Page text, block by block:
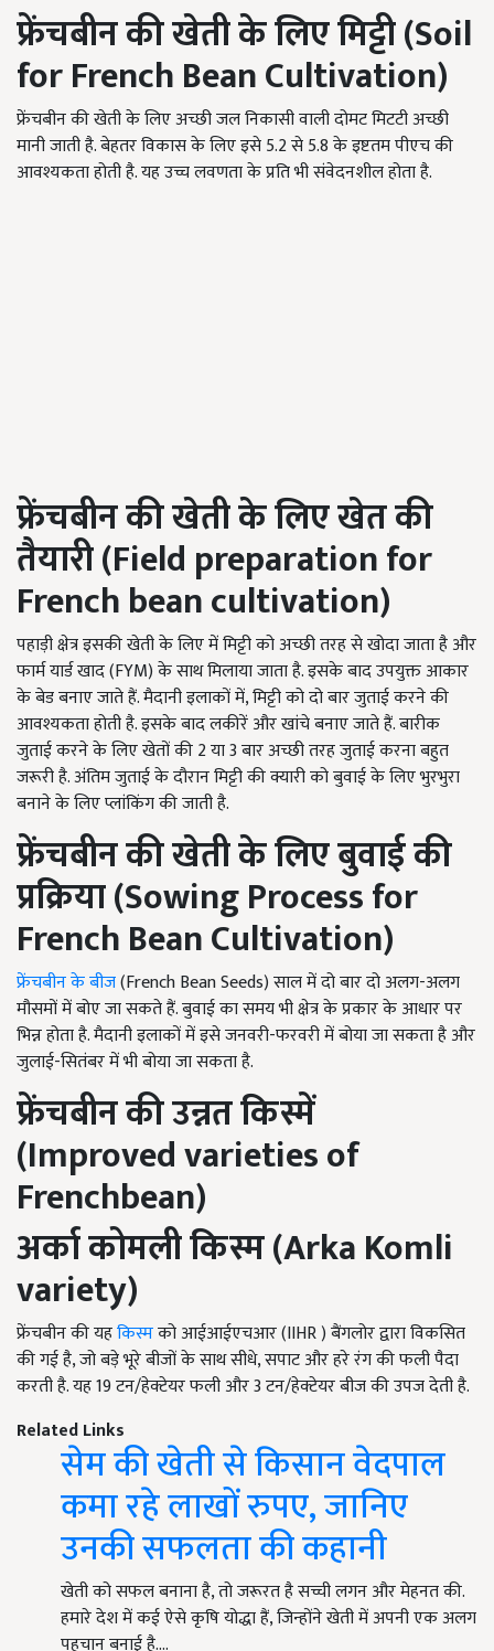
फ्रेंचबीन की खेती के लिए मिट्टी (Soil
for French Bean Cultivation)
फ्रेंचबीन की खेती के लिए अच्छी जल निकासी वाली दोमट मिटटी अच्छी
मानी जाती है. बेहतर विकास के लिए इसे 5.2 से 5.8 के इष्टतम पीएच की
आवश्यकता होती है. यह उच्च लवणता के प्रति भी संवेदनशील होता है.
फ्रेंचबीन की खेती के लिए खेत की
तैयारी (Field preparation for
French bean cultivation)
पहाड़ी क्षेत्र इसकी खेती के लिए में मिट्टी को अच्छी तरह से खोदा जाता है और
फार्म यार्ड खाद (FYM) के साथ मिलाया जाता है. इसके बाद उपयुक्त आकार
के बेड बनाए जाते हैं. मैदानी इलाकों में, मिट्टी को दो बार जुताई करने की
आवश्यकता होती है. इसके बाद लकीरें और खांचे बनाए जाते हैं. बारीक
जुताई करने के लिए खेतों की 2 या 3 बार अच्छी तरह जुताई करना बहुत
जरूरी है. अंतिम जुताई के दौरान मिट्टी की क्यारी को बुवाई के लिए भुरभुरा
बनाने के लिए प्लांकिंग की जाती है.
फ्रेंचबीन की खेती के लिए बुवाई की
प्रक्रिया (Sowing Process for
French Bean Cultivation)
फ्रेंचबीन के बीज(French Bean Seeds) साल में दो बार दो अलग-अलग
मौसमों में बोए जा सकते हैं. बुवाई का समय भी क्षेत्र के प्रकार के आधार पर
भिन्न होता है. मैदानी इलाकों में इसे जनवरी-फरवरी में बोया जा सकता है और
जुलाई-सितंबर में भी बोया जा सकता है.
फ्रेंचबीन की उन्नत किस्में
(Improved varieties of
Frenchbean)
अर्का कोमली किस्म (Arka Komli
variety)
फ्रेंचबीन की यहकिस्मको आईआईएचआर (IIHR ) बैंगलोर द्वारा विकसित
की गई है, जो बड़े भूरे बीजों के साथ सीधे, सपाट और हरे रंग की फली पैदा
करती है. यह 19 टन/हेक्टेयर फली और 3 टन/हेक्टेयर बीज की उपज देती है.
Related Links
सेम की खेती से किसान वेदपाल
कमा रहे लाखों रुपए, जानिए
उनकी सफलता की कहानी
खेती को सफल बनाना है, तो जरूरत है सच्ची लगन और मेहनत की.
हमारे देश में कई ऐसे कृषि योद्धा हैं, जिन्होंने खेती में अपनी एक अलग